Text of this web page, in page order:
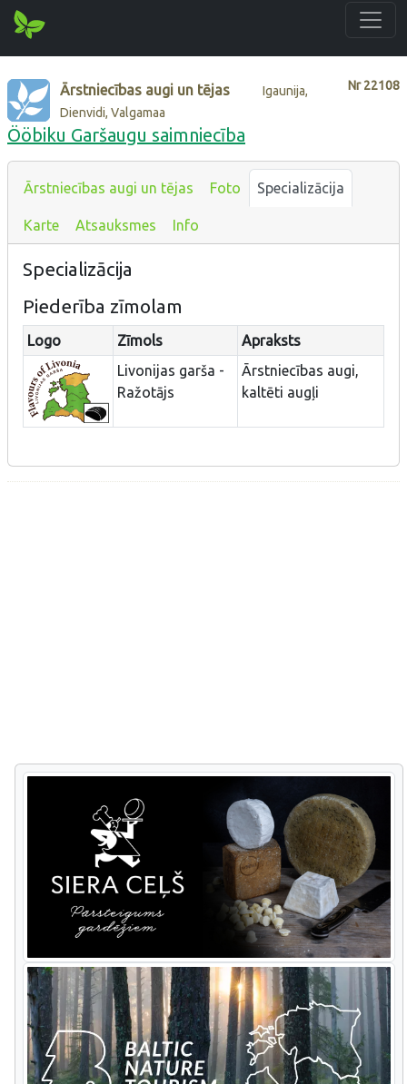
Nr22108
Ārstniecības augi un tējas
Igaunija,
Dienvidi, Valgamaa
Ööbiku Garšaugu saimniecība
Ārstniecības augi un tējas Foto Specializācija
Karte Atsauksmes Info
Specializācija
Piederība zīmolam
Logo Zīmols
Apraksts
Livonijas garša -
Ražotājs
Ārstniecības augi,
kaltēti augļi